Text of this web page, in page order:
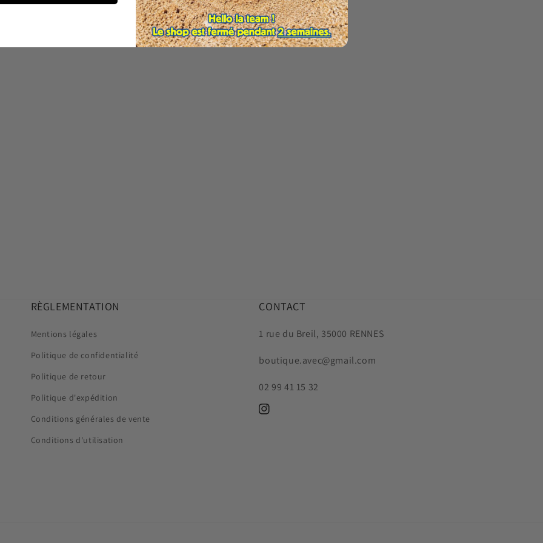
RÈGLEMENTATION
Mentions légales
Politique de confidentialité
Politique de retour
Politique d'expédition
Conditions générales de vente
Conditions d'utilisation
CONTACT
1 rue du Breil, 35000 RENNES
boutique.avec@gmail.com
02 99 41 15 32
Instagram